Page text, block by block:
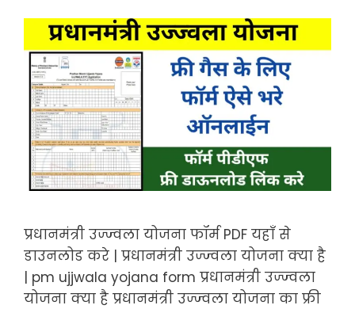
प्रधानमंत्री उज्ज्वला योजना फॉर्म PDF यहाँ से
डाउनलोड करे | प्रधानमंत्री उज्ज्वला योजना क्या है
| pm ujjwala yojana form प्रधानमंत्री उज्ज्वला
योजना क्या है प्रधानमंत्री उज्ज्वला योजना का फ्री